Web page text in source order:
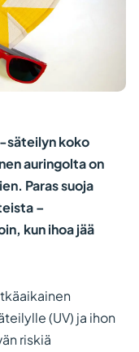
säteilyn koko
auringolta on
Paras suoja
–
kun ihoa jää
(UV) ja ihon
riskiä